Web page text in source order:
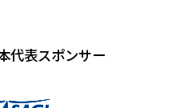
代表スポンサー